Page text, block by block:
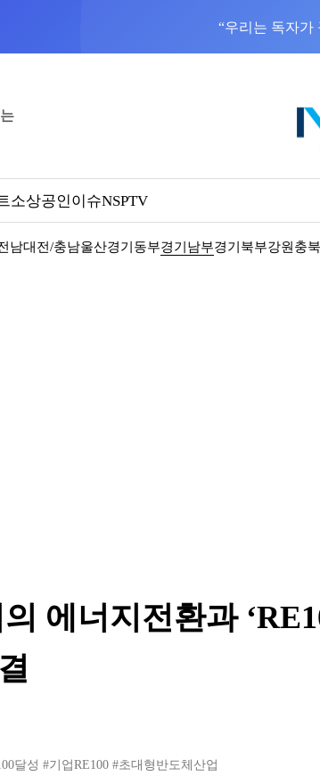
“우리는 독자가
소상공인이슈NSPTV
남대전/충남울산경기동부경기남부경기북부강원 충북
에너지전환과
달성 #기업RE100 #초대형반도체산업